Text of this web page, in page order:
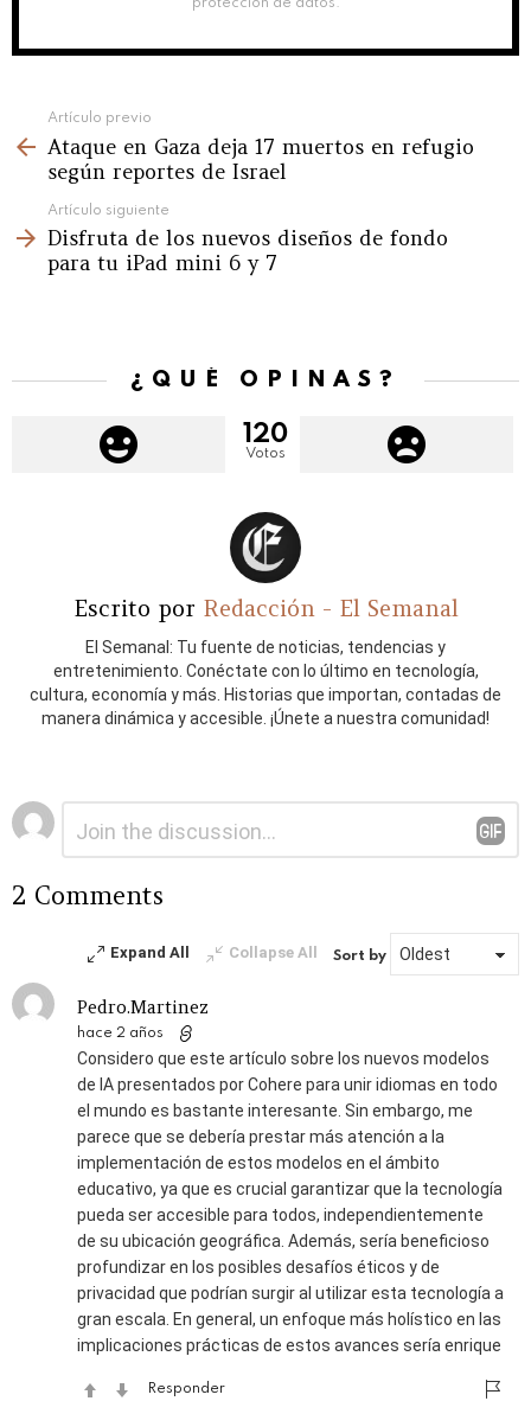
protección de datos.
more
Artículo previo
Ataque en Gaza deja 17 muertos en refugio
según reportes de Israel
Artículo siguiente
Disfruta de los nuevos diseños de fondo
para tu iPad mini 6 y 7
¿QUÉ OPINAS?
120
Votos
Escrito por Redacción - El Semanal
El Semanal: Tu fuente de noticias, tendencias y
entretenimiento. Conéctate con lo último en tecnología,
cultura, economía y más. Historias que importan, contadas de
manera dinámica y accesible. ¡Únete a nuestra comunidad!
Deja
una
2 Comments
Expand All Collapse All Sort by
Pedro.Martinez
hace 2 años
Considero que este artículo sobre los nuevos modelos
de IA presentados por Cohere para unir idiomas en todo
el mundo es bastante interesante. Sin embargo, me
parece que se debería prestar más atención a la
implementación de estos modelos en el ámbito
educativo, ya que es crucial garantizar que la tecnología
pueda ser accesible para todos, independientemente
de su ubicación geográfica. Además, sería beneficioso
profundizar en los posibles desafíos éticos y de
privacidad que podrían surgir al utilizar esta tecnología a
gran escala. En general, un enfoque más holístico en las
implicaciones prácticas de estos avances sería enrique
Responder